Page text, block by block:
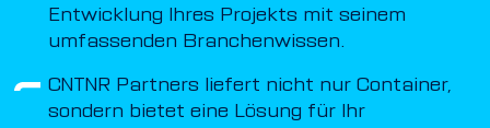
Entwicklung Ihres Projekts mit seinem
umfassenden Branchenwissen.
CNTNR Partners liefert nicht nur Container,
sondern bietet eine Lösung für Ihr